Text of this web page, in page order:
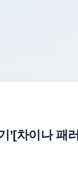
’[차이나 패러